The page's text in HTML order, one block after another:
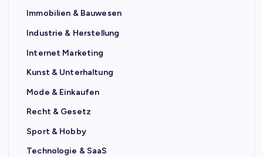
Immobilien & Bauwesen
Industrie & Herstellung
Internet Marketing
Kunst & Unterhaltung
Mode & Einkaufen
Recht & Gesetz
Sport & Hobby
Technologie & SaaS